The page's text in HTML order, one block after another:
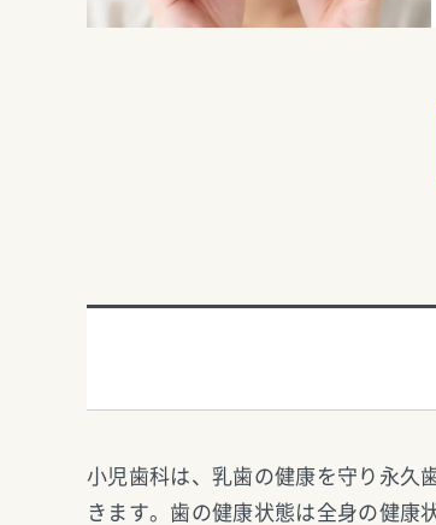
小児歯科は、乳歯の健康を守り永久
きます。歯の健康状態は全身の健康